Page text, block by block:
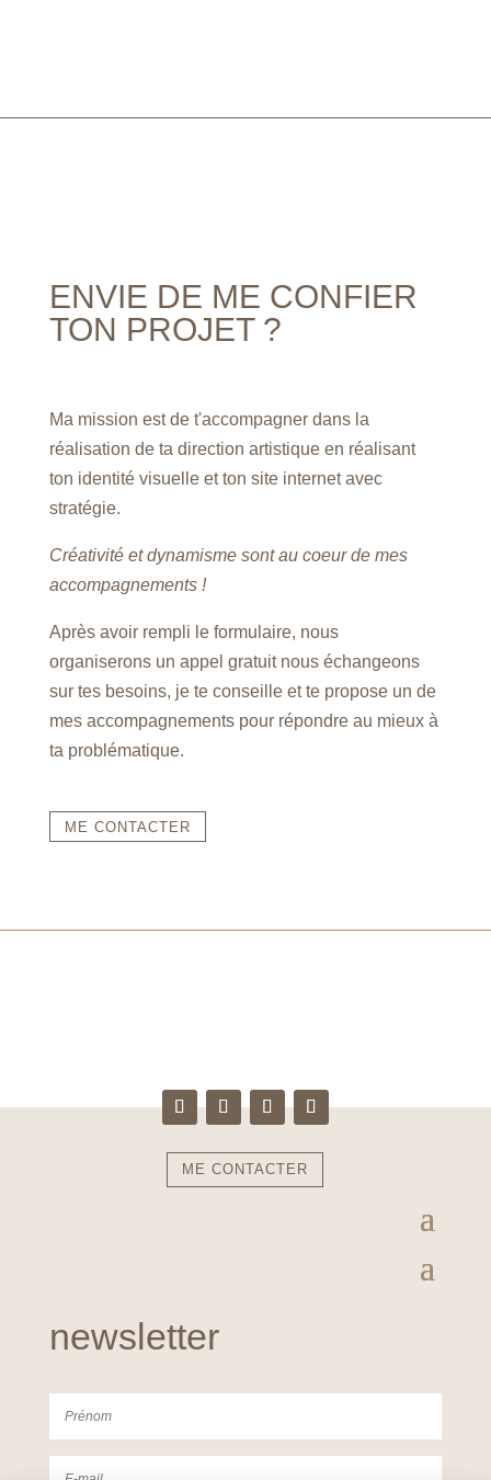
ENVIE DE ME CONFIER
TON PROJET ?
Ma mission est de t'accompagner dans la
réalisation de ta direction artistique en réalisant
ton identité visuelle et ton site internet avec
stratégie.
Créativité et dynamisme sont au coeur de mes
accompagnements !
Après avoir rempli le formulaire, nous
organiserons un appel gratuit nous échangeons
sur tes besoins, je te conseille et te propose un de
mes accompagnements pour répondre au mieux à
ta problématique.
ME CONTACTER
ME CONTACTER
newsletter